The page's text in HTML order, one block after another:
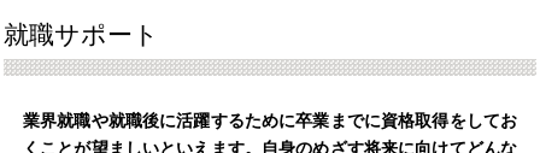
就職サポート
業界就職や就職後に活躍するために卒業までに資格取得をしてお